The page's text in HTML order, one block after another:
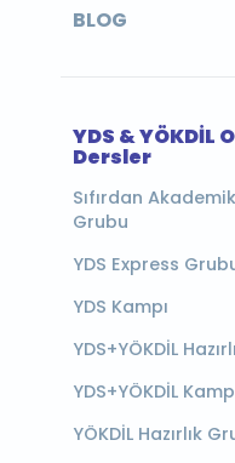
BLOG
YDS & YÖKDİL
Dersler
Sıfırdan
Grubu
YDS Express
YDS Kampı
YDS+YÖKDİL
YDS+YÖKDİL
YÖKDİL Hazırlık